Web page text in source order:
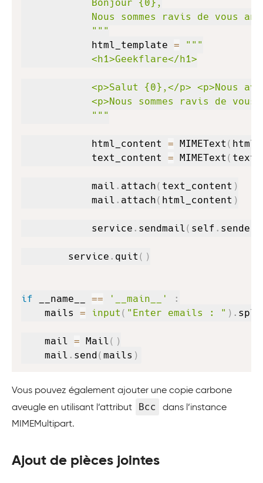
            Bonjour {0},
Nous sommes ravis de vous
            """
            html_template
=
"""
            <h1>Geekflare</h1>
<p>Salut {0},</p> <p>Nous
<p>Nous sommes ravis de
            """
            html_content
= MIMEText (
            text_content
= MIMEText (
            mail
. attach( text_content )
            mail
. attach( html_content )
            service
. sendmail( self .
        service
. quit ( )
if __name__ == '__main__'
:
    mails
= input ( "Enter emails : " ) .
    mail
= Mail( )
    mail
. send( mails )
Vous pouvez également ajouter une copie carbone
aveugle en utilisant l’attribut
Bcc
dans l’instance
MIMEMultipart.
Ajout de pièces jointes